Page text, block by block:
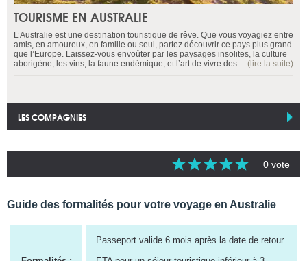
TOURISME EN AUSTRALIE
L’Australie est une destination touristique de rêve. Que vous voyagiez entre
amis, en amoureux, en famille ou seul, partez découvrir ce pays plus grand
que l’Europe. Laissez-vous envoûter par les paysages insolites, la culture
aborigène, les vins, la faune endémique, et l’art de vivre des ... (lire la suite)
LES COMPAGNIES
0 vote
Guide des formalités pour votre voyage en Australie
Passeport valide 6 mois après la date de retour